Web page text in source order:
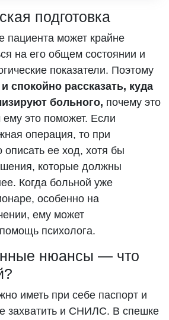
подготовка
пациента может крайне
на его общем состоянии и
показатели. Поэтому
спокойно рассказать, куда
больного, почему это
это поможет. Если
операция, то при
описать ее ход, хотя бы
которые должны
Когда больной уже
особенно на
ему может
психолога.
нюансы — что
иметь при себе паспорт и
захватить и СНИЛС. В спешке